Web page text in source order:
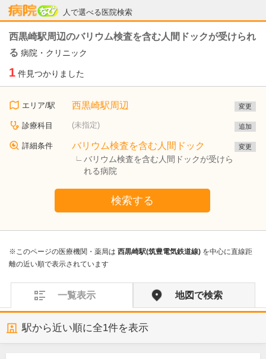
人で選べる医院検索
病院なび
西黒崎駅周辺のバリウム検査を含む人間ドックが受けられ
る 病院・クリニック
1 件見つかりました
エリア/駅 西黒崎駅周辺 変更
診療科目 (未指定) 追加
詳細条件 バリウム検査を含む人間ドック
バリウム検査を含む人間ドックが受けら
れる病院
変更
検索する
※このページの医療機関・薬局は 西黒崎駅(筑豊電気鉄道線) を中心に直線距
離の近い順で表示されています
一覧表示 地図で検索
駅から近い順に全1件を表示